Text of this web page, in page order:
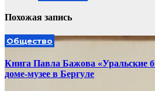
Похожая запись
Общество
Книга Павла Бажова «Уральские
доме-музее в Бергуле